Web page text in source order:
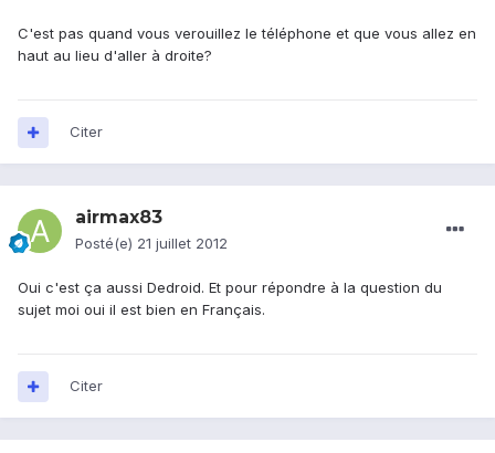
C'est pas quand vous verouillez le téléphone et que vous allez en
haut au lieu d'aller à droite?
Citer
airmax83
Posté(e) 21 juillet 2012
Oui c'est ça aussi Dedroid. Et pour répondre à la question du
sujet moi oui il est bien en Français.
Citer